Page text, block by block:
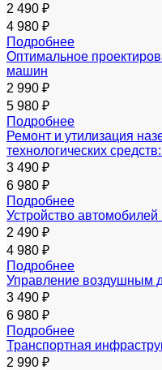
2 490 ₽
4 980 ₽
Подробнее
Оптимальное
машин
2 990 ₽
5 980 ₽
Подробнее
Ремонт и утилизация
технологических
3 490 ₽
6 980 ₽
Подробнее
Устройство автомобилей
2 490 ₽
4 980 ₽
Подробнее
Управление воздушным
3 490 ₽
6 980 ₽
Подробнее
Транспортная
2 990 ₽